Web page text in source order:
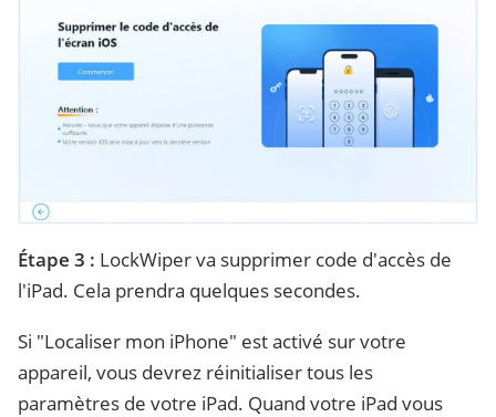
Étape 3 : LockWiper va supprimer code d'accès de
l'iPad. Cela prendra quelques secondes.
Si "Localiser mon iPhone" est activé sur votre
appareil, vous devrez réinitialiser tous les
paramètres de votre iPad. Quand votre iPad vous